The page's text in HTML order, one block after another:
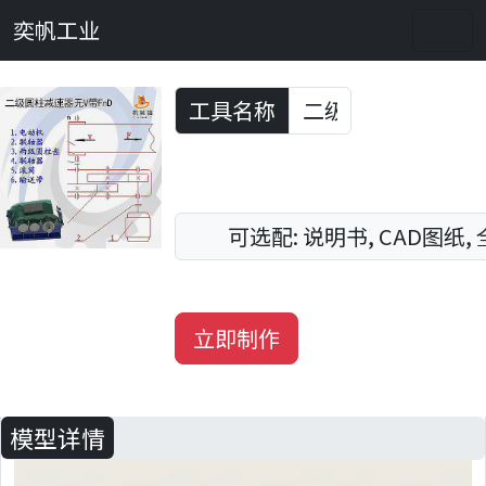
奕帆工业
Previous Next
工具名称
可选配: 说明书, CAD图纸,
立即制作
模型详情